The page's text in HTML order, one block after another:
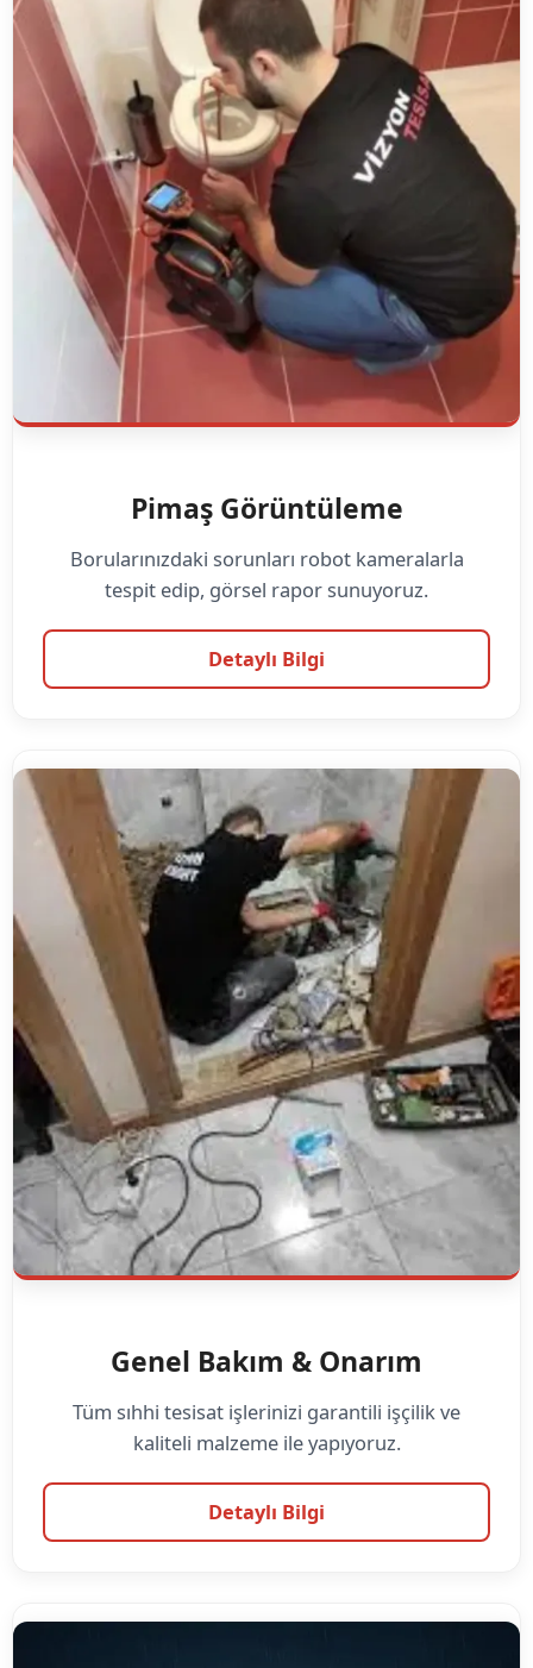
Pimaş Görüntüleme
Borularınızdaki sorunları robot kameralarla
tespit edip, görsel rapor sunuyoruz.
Detaylı Bilgi
Genel Bakım & Onarım
Tüm sıhhi tesisat işlerinizi garantili işçilik ve
kaliteli malzeme ile yapıyoruz.
Detaylı Bilgi